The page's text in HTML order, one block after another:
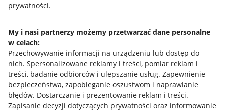
prywatności.
My i nasi partnerzy możemy przetwarzać dane personalne
w celach:
Przechowywanie informacji na urządzeniu lub dostęp do
nich. Spersonalizowane reklamy i treści, pomiar reklam i
treści, badanie odbiorców i ulepszanie usług. Zapewnienie
bezpieczeństwa, zapobieganie oszustwom i naprawianie
błędów. Dostarczanie i prezentowanie reklam i treści.
Zapisanie decyzji dotyczących prywatności oraz informowanie
Jak to działa
Allegro Gadane dla sprzedających
Allegro Gadane dla kupujących
Mapa miejscowości
Informacje prawne